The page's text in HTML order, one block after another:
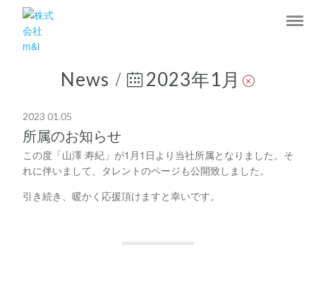
News / 2023年1月
2023 01.05
所属のお知らせ
この度「山澤 寿紀」が1月1日より当社所属となりました。そ
れに伴いまして、タレントのページも公開致しました。
引き続き、暖かく応援頂けますと幸いです。